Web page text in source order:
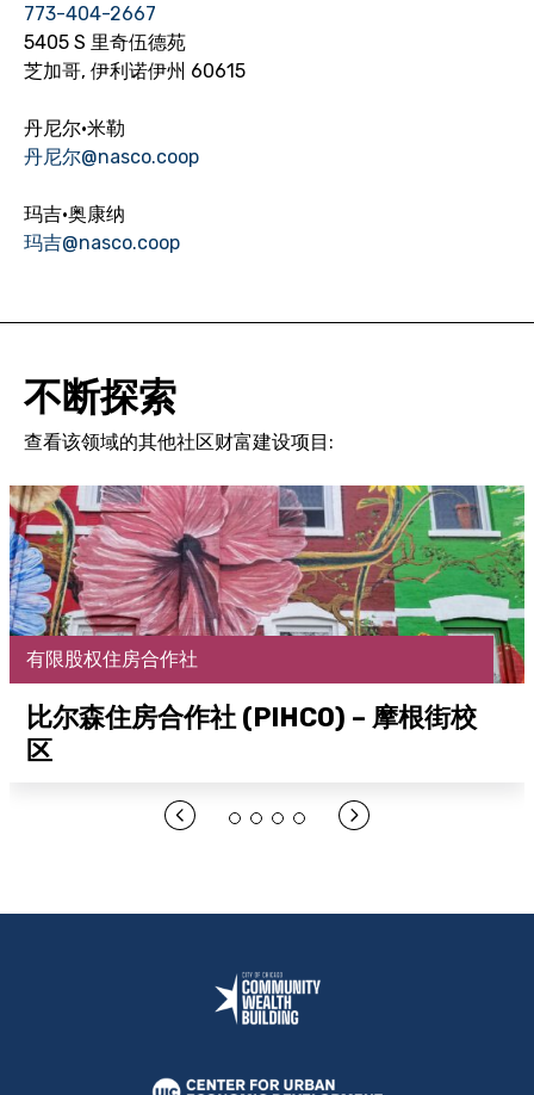
773-404-2667
5405 S 里奇伍德苑
芝加哥, 伊利诺伊州 60615
丹尼尔·米勒
丹尼尔@nasco.coop
玛吉·奥康纳
玛吉@nasco.coop
不断探索
查看该领域的其他社区财富建设项目:
有限股权住房合作社
比尔森住房合作社 (PIHCO) – 摩根街校
区